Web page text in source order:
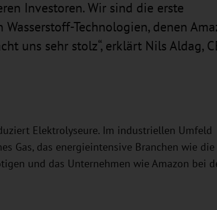
Investoren. Wir sind die erste
Technologien, denen
uns sehr stolz“, erklärt Nils Aldag,
Elektrolyseure. Im industriellen Umfeld
Gas, das energieintensive Branchen wie
und das Unternehmen wie Amazon bei